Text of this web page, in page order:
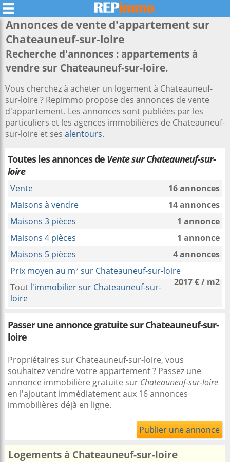
Annonces de vente d'appartement sur
Chateauneuf-sur-loire
Recherche d'annonces : appartements à
vendre sur Chateauneuf-sur-loire.
Vous cherchez à acheter un logement à Chateauneuf-
sur-loire ? Repimmo propose des annonces de vente
d'appartement. Les annonces sont publiées par les
particuliers et les agences immobilières de Chateauneuf-
sur-loire et ses alentours.
Toutes les annonces de Vente sur Chateauneuf-sur-
loire
Vente
16 annonces
Maisons à vendre
14 annonces
Maisons 3 pièces
1 annonce
Maisons 4 pièces
1 annonce
Maisons 5 pièces
4 annonces
Prix moyen au m² sur Chateauneuf-sur-loire
2017 € / m2
Tout l'immobilier sur Chateauneuf-sur-
loire
Passer une annonce gratuite sur Chateauneuf-sur-
loire
Propriétaires sur Chateauneuf-sur-loire, vous
souhaitez vendre votre appartement ? Passez une
annonce immobilière gratuite sur Chateauneuf-sur-loire
en l'ajoutant immédiatement aux 16 annonces
immobilières déjà en ligne.
Publier une annonce
Logements à Chateauneuf-sur-loire